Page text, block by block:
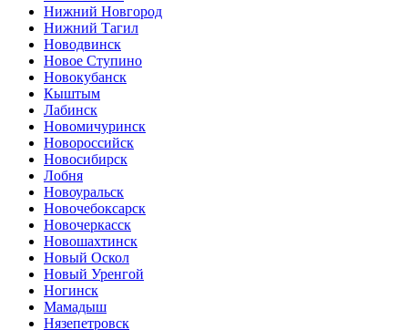
Нижний Новгород
Нижний Тагил
Новодвинск
Новое Ступино
Новокубанск
Кыштым
Лабинск
Новомичуринск
Новороссийск
Новосибирск
Лобня
Новоуральск
Новочебоксарск
Новочеркасск
Новошахтинск
Новый Оскол
Новый Уренгой
Ногинск
Мамадыш
Нязепетровск